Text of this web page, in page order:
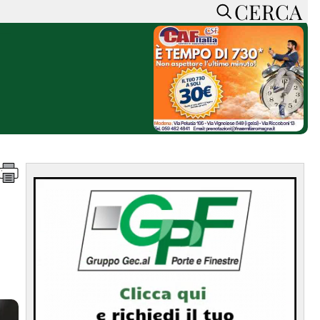
CERCA
ACCEDI o REGISTRATI
CONTATTI
SOSTIENI LA PRESSA
CONOSCI LA PRESSA
COOKIE POLICY
PRIVACY POLICY
FEED RSS
MAPPA DEL SITO
NORMATIVE
DEONTOLOGICHE
CERCA